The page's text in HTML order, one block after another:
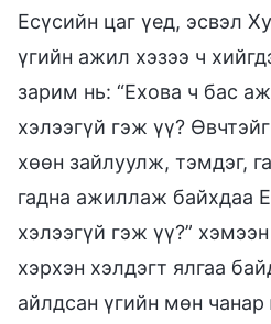
Есүсийн цаг үед, эсвэл
үгийн ажил хэзээ ч
зарим нь: “Ехова ч бас
хэлээгүй гэж үү?
хөөн зайлуулж, тэмдэг,
гадна ажиллаж байхдаа
хэлээгүй гэж үү?”
хэрхэн хэлдэгт ялгаа
айлдсан үгийн мөн